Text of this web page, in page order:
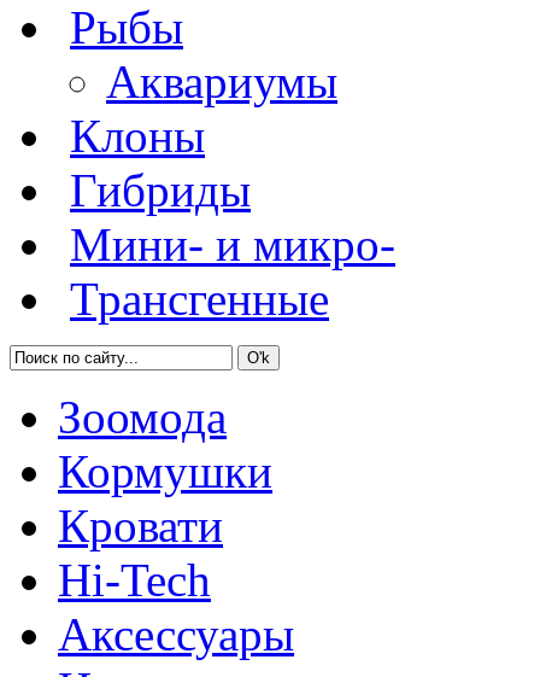
Рыбы
Аквариумы
Клоны
Гибриды
Мини- и микро-
Трансгенные
Зоомода
Кормушки
Кровати
Hi-Tech
Аксессуары